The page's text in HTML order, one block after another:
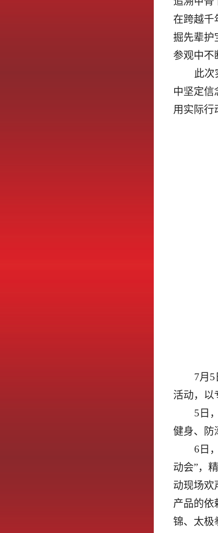
在跨越千
掘先辈护
参观中不
此次
中坚定信
用实际行
7月
活动，以
5日
健身、防
6日
动会”，
动现场欢
产品的依
锦、太极